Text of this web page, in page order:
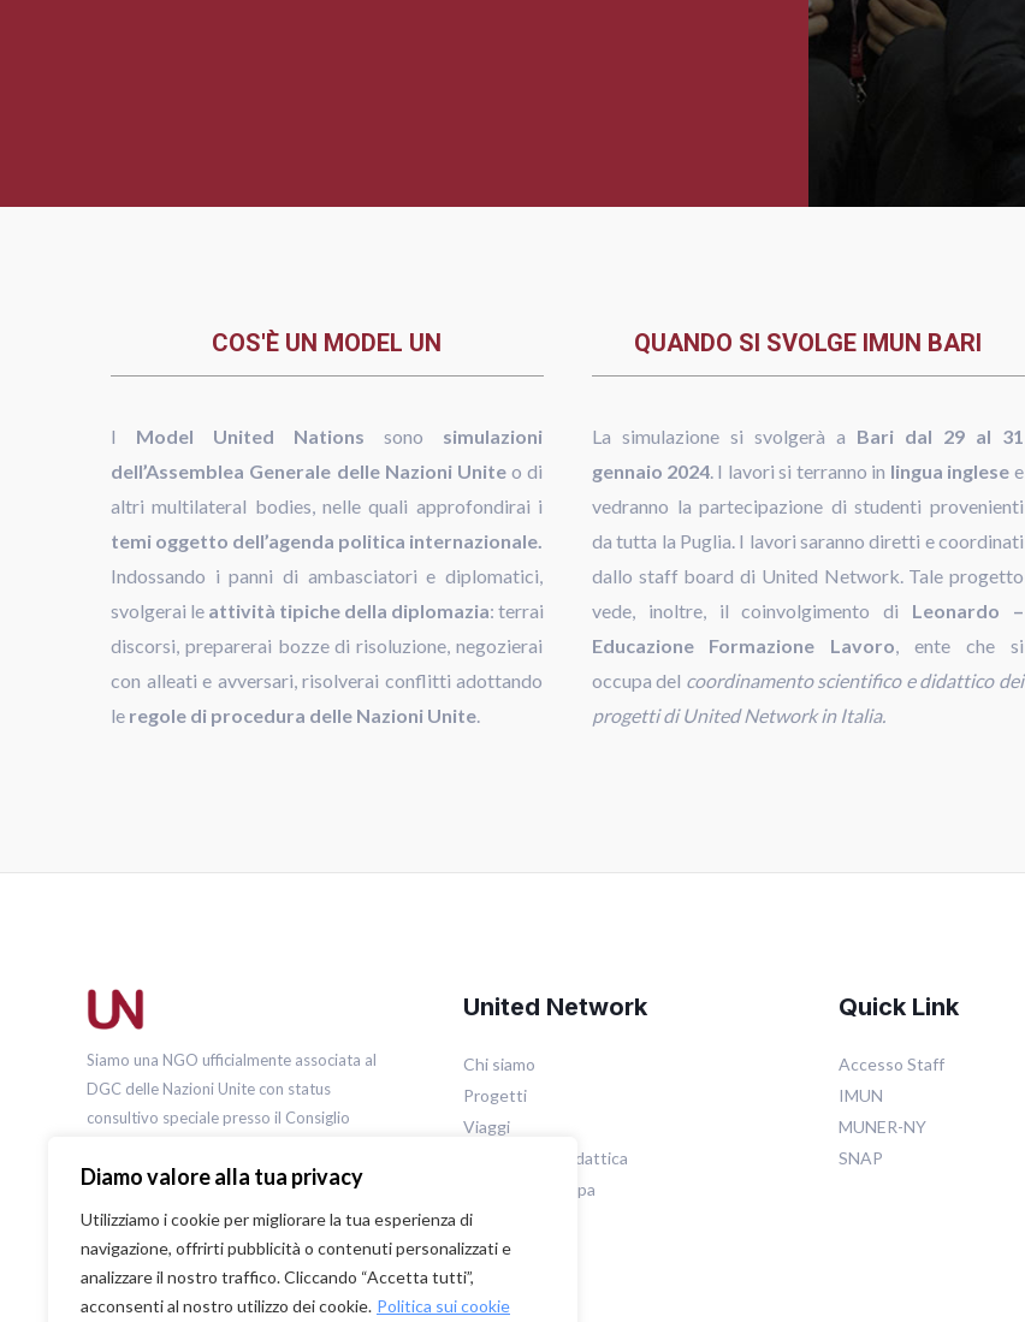
Diamo valore alla tua privacy
Utilizziamo i cookie per migliorare la tua esperienza di
navigazione, offrirti pubblicità o contenuti personalizzati e
analizzare il nostro traffico. Cliccando “Accetta tutti”,
acconsenti al nostro utilizzo dei cookie. Politica sui cookie
COS'È UN MODEL UN
I Model United Nations sono simulazioni
dell’Assemblea Generale delle Nazioni Unite o di
altri multilateral bodies, nelle quali approfondirai i
temi oggetto dell’agenda politica internazionale.
Indossando i panni di ambasciatori e diplomatici,
svolgerai le attività tipiche della diplomazia: terrai
discorsi, preparerai bozze di risoluzione, negozierai
con alleati e avversari, risolverai conflitti adottando
le regole di procedura delle Nazioni Unite.
QUANDO SI SVOLGE IMUN BARI
La simulazione si svolgerà a Bari dal 29 al 31
gennaio 2024. I lavori si terranno in lingua inglesee
vedranno la partecipazione di studenti provenienti
da tutta la Puglia. I lavori saranno diretti e coordinati
dallo staff board di United Network. Tale progetto
vede, inoltre, il coinvolgimento di Leonardo –
Educazione Formazione Lavoro, ente che si
occupa del coordinamento scientifico e didattico dei
progetti di United Network in Italia.
Siamo una NGO ufficialmente associata al
DGC delle Nazioni Unite con status
consultivo speciale presso il Consiglio
Unite.
United Network
Chi siamo
Progetti
Viaggi
Metodologia didattica
Rassegna stampa
Quick Link
Accesso Staff
IMUN
MUNER-NY
SNAP